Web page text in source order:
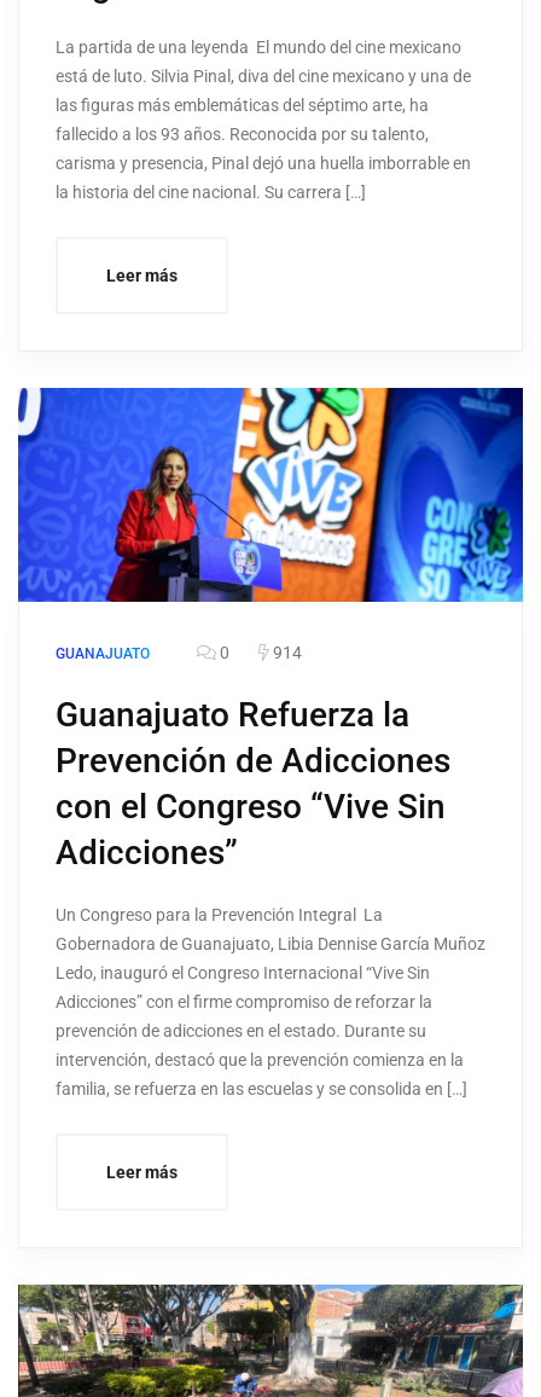
La partida de una leyenda El mundo del cine mexicano
está de luto. Silvia Pinal, diva del cine mexicano y una de
las figuras más emblemáticas del séptimo arte, ha
fallecido a los 93 años. Reconocida por su talento,
carisma y presencia, Pinal dejó una huella imborrable en
la historia del cine nacional. Su carrera […]
Leer más
GUANAJUATO 0 914
Guanajuato Refuerza la
Prevención de Adicciones
con el Congreso “Vive Sin
Adicciones”
Un Congreso para la Prevención Integral La
Gobernadora de Guanajuato, Libia Dennise García Muñoz
Ledo, inauguró el Congreso Internacional “Vive Sin
Adicciones” con el firme compromiso de reforzar la
prevención de adicciones en el estado. Durante su
intervención, destacó que la prevención comienza en la
familia, se refuerza en las escuelas y se consolida en […]
Leer más